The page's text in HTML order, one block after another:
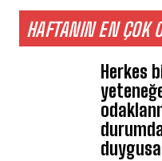
HAFTANIN EN ÇOK
Herkes